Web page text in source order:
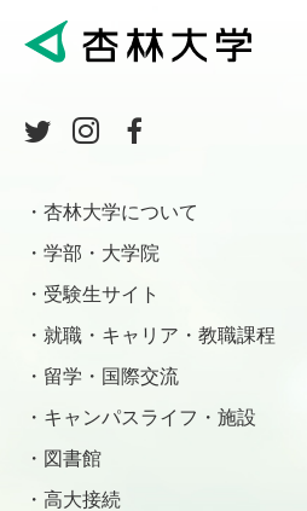
杏林大学について
学部・大学院
受験生サイト
就職・キャリア・教職課程
留学・国際交流
キャンパスライフ・施設
図書館
高大接続